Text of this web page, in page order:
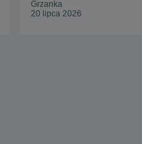
Grzanka
20 lipca 2026